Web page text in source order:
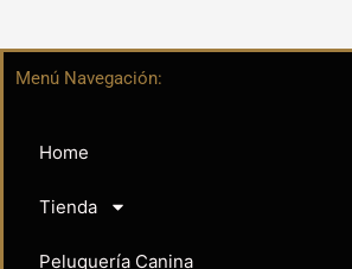
Menú Navegación:
Home
Tienda
Peluquería Canina